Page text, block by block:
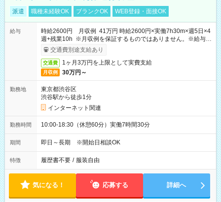
派遣 職種未経験OK ブランクOK WEB登録・面接OK
給与
時給2600円 月収例 41万円 時給2600円×実働7h30m×週5日×4
週+残業10h ※月収例を保証するものではありません。※給与即
受取りサービス利用可（利用条件有）
交通費別途支給あり
交通費 1ヶ月3万円を上限として実費支給
月収例 30万円～
勤務地
東京都渋谷区
渋谷駅から徒歩1分
インターネット関連
勤務時間 10:00-18:30（休憩60分）実働7時間30分
期間 即日～長期 ※開始日相談OK
特徴 履歴書不要 / 服装自由
気になる！ 応募する 詳細へ